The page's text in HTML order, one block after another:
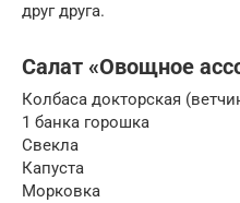
друг друга.
Салат «Овощное
Колбаса докторская
1 банка горошка
Свекла
Капуста
Морковка